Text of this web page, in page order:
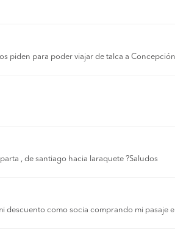
piden para poder viajar de talca a Concepción
, de santiago hacia laraquete ?Saludos
descuento como socia comprando mi pasaje